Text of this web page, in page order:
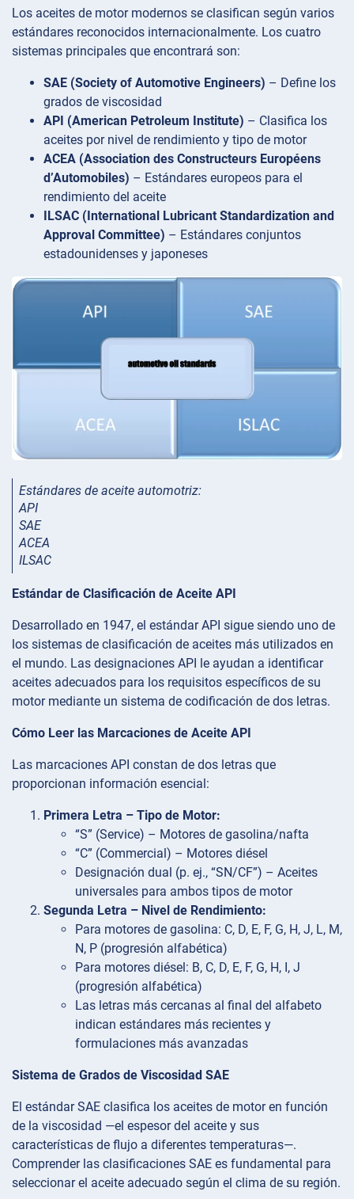
Los aceites de motor modernos se clasifican según varios
estándares reconocidos internacionalmente. Los cuatro
sistemas principales que encontrará son:
SAE (Society of Automotive Engineers) – Define los
grados de viscosidad
API (American Petroleum Institute) – Clasifica los
aceites por nivel de rendimiento y tipo de motor
ACEA (Association des Constructeurs Européens
d’Automobiles) – Estándares europeos para el
rendimiento del aceite
ILSAC (International Lubricant Standardization and
Approval Committee) – Estándares conjuntos
estadounidenses y japoneses
Estándares de aceite automotriz:
API
SAE
ACEA
ILSAC
Estándar de Clasificación de Aceite API
Desarrollado en 1947, el estándar API sigue siendo uno de
los sistemas de clasificación de aceites más utilizados en
el mundo. Las designaciones API le ayudan a identificar
aceites adecuados para los requisitos específicos de su
motor mediante un sistema de codificación de dos letras.
Cómo Leer las Marcaciones de Aceite API
Las marcaciones API constan de dos letras que
proporcionan información esencial:
Primera Letra – Tipo de Motor:
“S” (Service) – Motores de gasolina/nafta
“C” (Commercial) – Motores diésel
Designación dual (p. ej., “SN/CF”) – Aceites
universales para ambos tipos de motor
Segunda Letra – Nivel de Rendimiento:
Para motores de gasolina: C, D, E, F, G, H, J, L, M,
N, P (progresión alfabética)
Para motores diésel: B, C, D, E, F, G, H, I, J
(progresión alfabética)
Las letras más cercanas al final del alfabeto
indican estándares más recientes y
formulaciones más avanzadas
Sistema de Grados de Viscosidad SAE
El estándar SAE clasifica los aceites de motor en función
de la viscosidad —el espesor del aceite y sus
características de flujo a diferentes temperaturas—.
Comprender las clasificaciones SAE es fundamental para
seleccionar el aceite adecuado según el clima de su región.